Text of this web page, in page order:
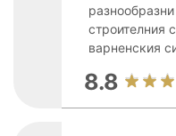
строителния
варненския
8.8